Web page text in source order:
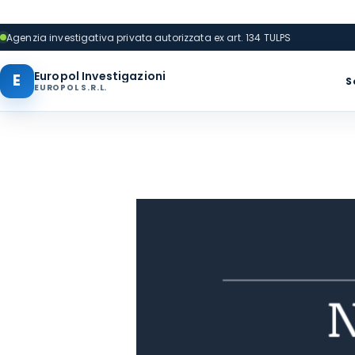
Agenzia investigativa privata autorizzata ex art. 134 TULPS
E Europol Investigazioni
EUROPOL S.R.L.